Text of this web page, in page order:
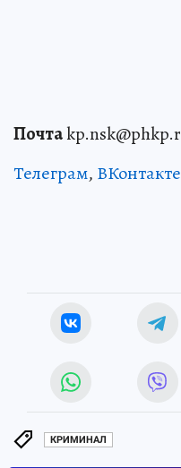
Почта
Телеграм, ВКонтакте
КРИМИНАЛ